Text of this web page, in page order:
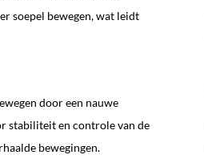
soepel bewegen, wat leidt
door een nauwe
stabiliteit en controle van de
bewegingen.